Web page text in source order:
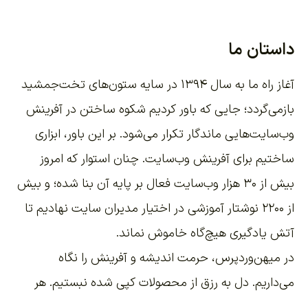
داستان ما
آغاز راه ما به سال ۱۳۹۴ در سایه ستون‌های تخت‌جمشید
بازمی‌گردد؛ جایی که باور کردیم شکوه ساختن در آفرینش
وب‌سایت‌هایی ماندگار تکرار می‌شود. بر این باور، ابزاری
ساختیم برای آفرینش وب‌سایت. چنان استوار که امروز
بیش از ۳۰ هزار وب‌سایت فعال بر پایه آن بنا شده؛ و بیش
از ۲۲۰۰
نوشتار آموزشی در اختیار مدیران سایت نهادیم تا
آتش یادگیری هیچ‌گاه خاموش نماند.
در میهن‌وردپرس، حرمت اندیشه و آفرینش را نگاه
می‌داریم. دل به رزق از محصولات کپی شده نبستیم. هر